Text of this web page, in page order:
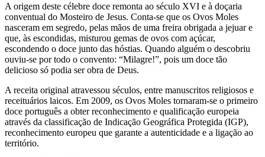
A origem deste célebre doce remonta ao século XVI e à doçaria
conventual do Mosteiro de Jesus. Conta-se que os Ovos Moles
nasceram em segredo, pelas mãos de uma freira obrigada a jejuar e
que, às escondidas, misturou gemas de ovos com açúcar,
escondendo o doce junto das hóstias. Quando alguém o descobriu
ouviu-se por todo o convento: “Milagre!”, pois um doce tão
delicioso só podia ser obra de Deus.
A receita original atravessou séculos, entre manuscritos religiosos e
receituários laicos. Em 2009, os Ovos Moles tornaram-se o primeiro
doce português a obter reconhecimento e qualificação europeia
através da classificação de Indicação Geográfica Protegida (IGP),
reconhecimento europeu que garante a autenticidade e a ligação ao
território.